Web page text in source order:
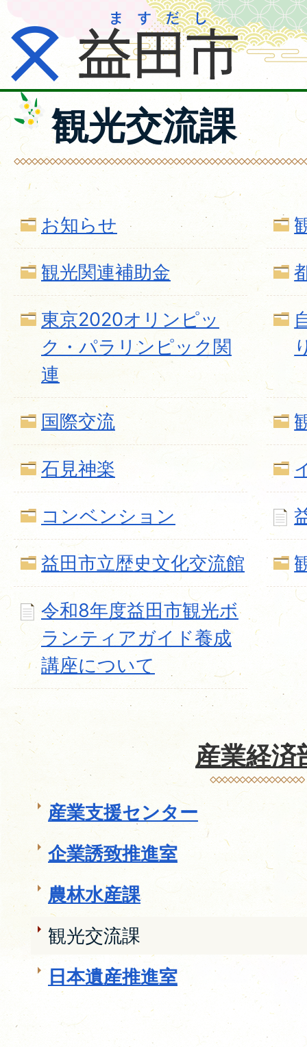
観光交流課
お知らせ
観光関連補助金
東京2020オリンピッ
ク・パラリンピック関
連
国際交流
石見神楽
コンベンション
益田市立歴史文化交流館
令和8年度益田市観光ボ
ランティアガイド養成
講座について
産業経済
産業支援センター
企業誘致推進室
農林水産課
観光交流課
日本遺産推進室